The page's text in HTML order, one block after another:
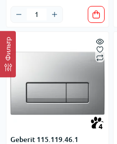
Фильтр
4
Geberit 115.119.46.1